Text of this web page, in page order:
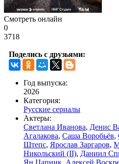
Смотреть онлайн
0
3718
Поделись с друзьями:
Год выпуска:
2026
Категория:
Русские сериалы
Актеры:
Светлана Иванова, Денис
Агалакова, Саша Воробьёв,
Штепс, Ярослав Заргаров,
Никольский (II), Даниил
Ян Цапник, Алексей